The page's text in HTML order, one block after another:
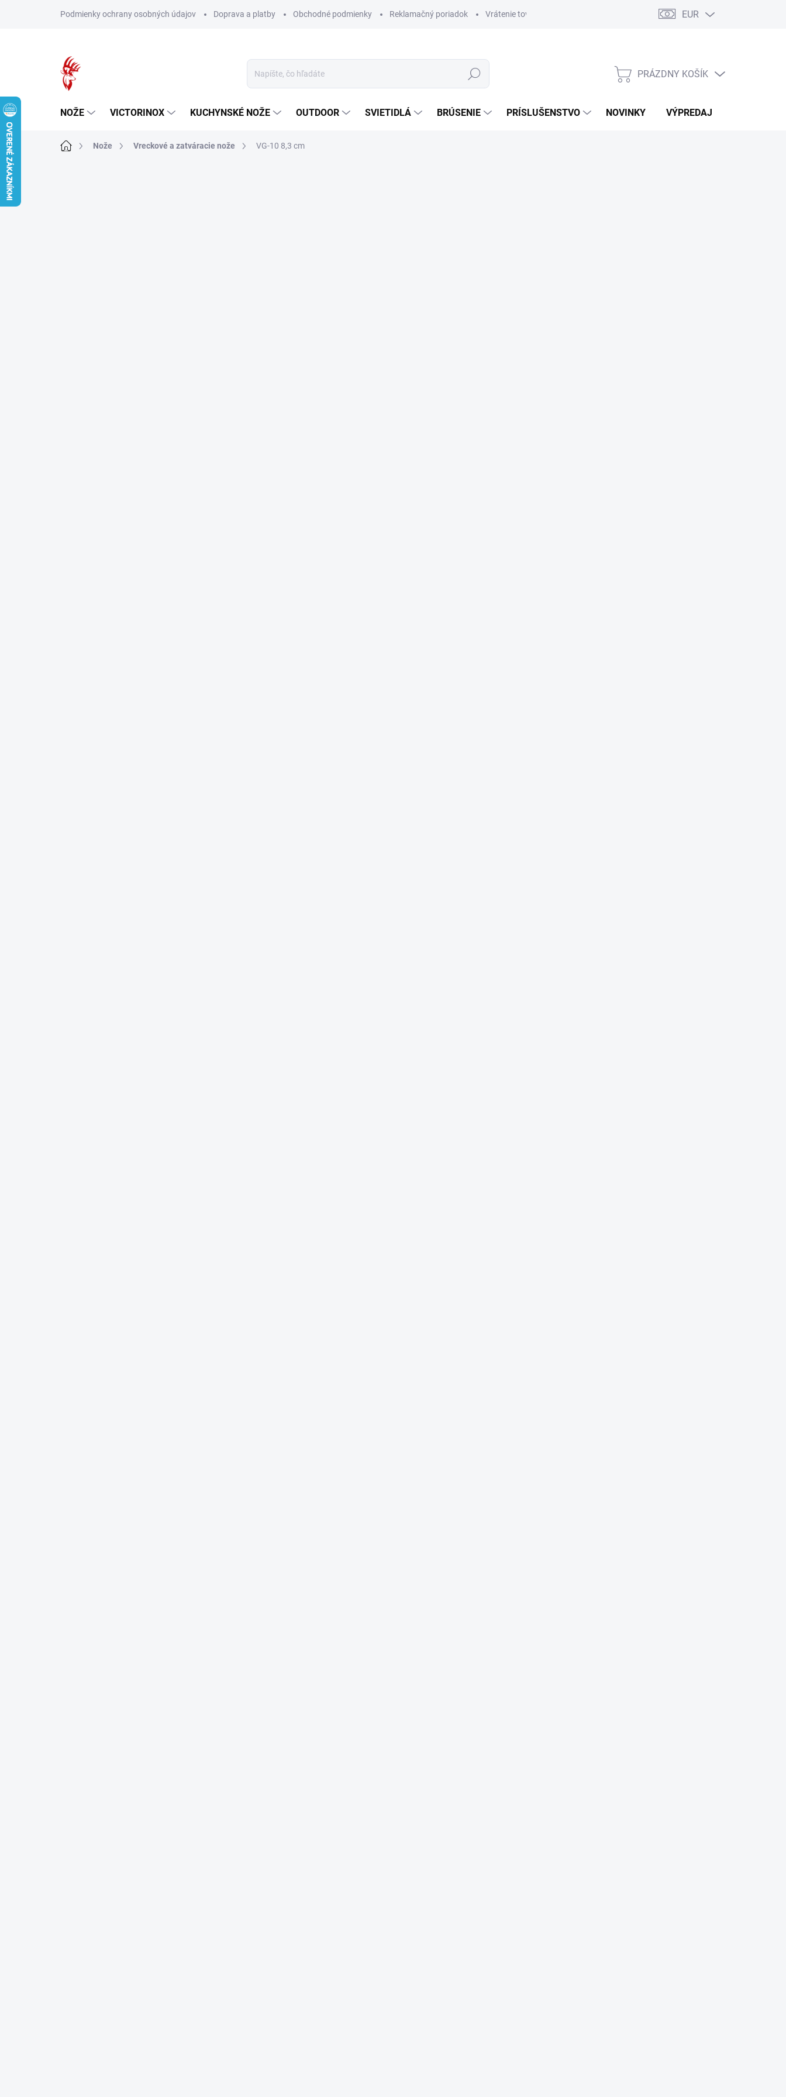
Podmienky ochrany osobných údajov Doprava a platby Obchodné podmienky Reklamačný poriadok Vrátenie tovaru EUR
Hľadať
NÁKUPNÝ
PRÁZDNY KOŠÍK
NOŽE VICTORINOX KUCHYNSKÉ NOŽE OUTDOOR SVIETIDLÁ BRÚSENIE PRÍSLUŠENSTVO NOVINKY VÝPREDAJ
DomovNože Vreckové a zatváracie nože VG-10 8,3 cm